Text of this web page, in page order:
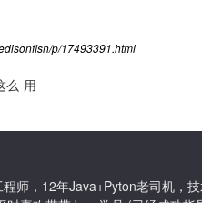
p/17493391.html
么 用
师，12年Java+Pyton老司机，